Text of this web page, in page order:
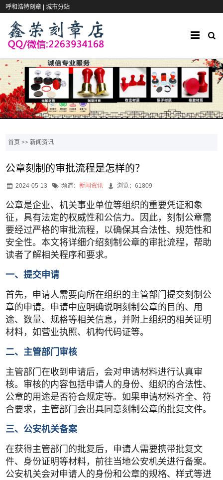
呼和浩特刻章 |城市分站
首页 >>新闻资讯
公章刻制的审批流程是怎样的？
2024-05-13 频道： 新闻资讯 浏览：61809
公章是企业、机关事业单位等组织的重要凭证和象
征，具有法定的权威性和公信力。因此，刻制公章需
要经过严格的审批流程，以确保其合法性、规范性和
安全性。本文将详细介绍刻制公章的审批流程，帮助
读者了解相关程序和要求。
一、提交申请
首先，申请人需要向所在组织的主管部门提交刻制公
章的申请。申请中应明确说明刻制公章的目的、用
途、数量、规格等相关信息，并附上组织的相关证明
材料，如营业执照、机构代码证等。
二、主管部门审核
主管部门在收到申请后，会对申请材料进行认真审
核。审核的内容包括申请人的身份、组织的合法性、
公章的用途是否符合规定等。如果申请材料齐全、符
合要求，主管部门会出具同意刻制公章的批复文件。
三、公安机关备案
在获得主管部门的批复后，申请人需要携带批复文
件、身份证明等材料，前往当地公安机关进行备案。
公安机关会对申请人的身份和公章的规格、样式等进